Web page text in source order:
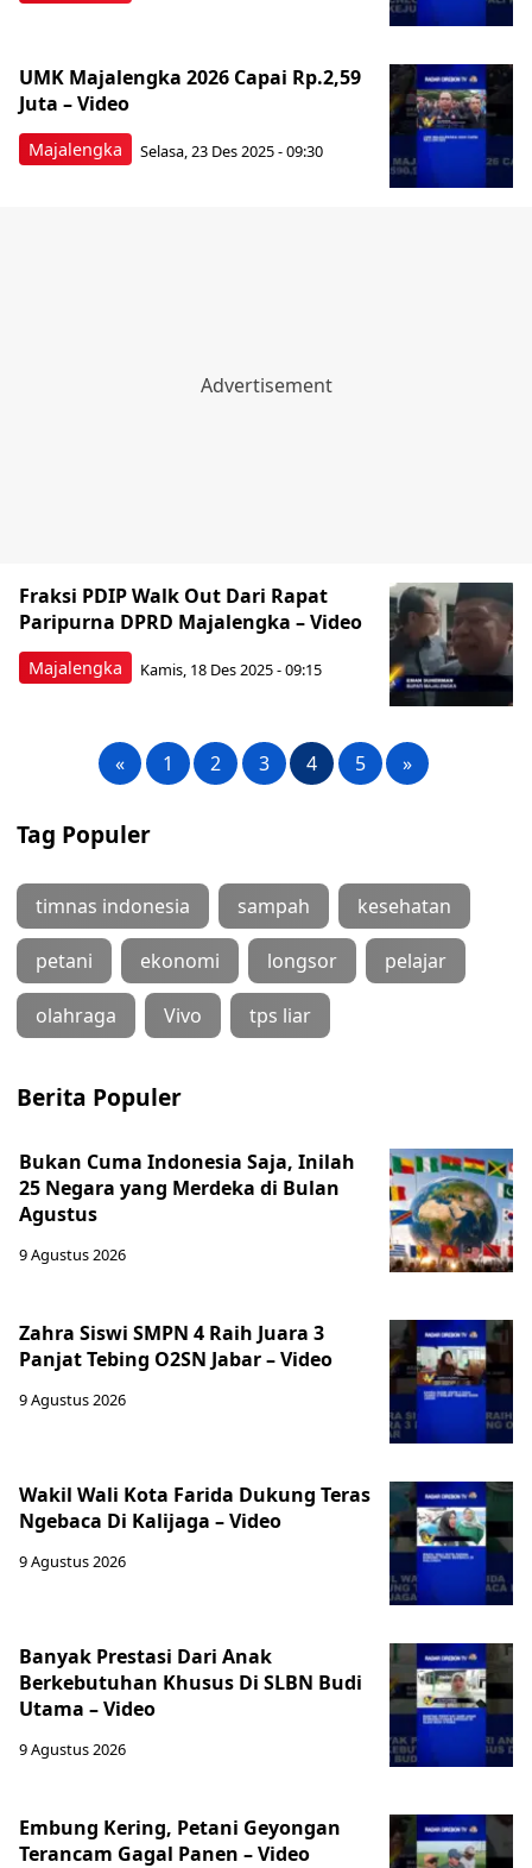
Majalengka
UMK Majalengka 2026 Capai Rp.2,59
Juta – Video
Selasa, 23 Des 2025 - 09:30
Majalengka
Fraksi PDIP Walk Out Dari Rapat
Paripurna DPRD Majalengka – Video
Kamis, 18 Des 2025 - 09:15
« 1 2 3 4 5 »
Tag Populer
timnas indonesia sampah kesehatan
petani ekonomi longsor pelajar
olahraga Vivo tps liar
Berita Populer
Bukan Cuma Indonesia Saja, Inilah
25 Negara yang Merdeka di Bulan
Agustus
9 Agustus 2026
Zahra Siswi SMPN 4 Raih Juara 3
Panjat Tebing O2SN Jabar – Video
9 Agustus 2026
Wakil Wali Kota Farida Dukung Teras
Ngebaca Di Kalijaga – Video
9 Agustus 2026
Banyak Prestasi Dari Anak
Berkebutuhan Khusus Di SLBN Budi
Utama – Video
9 Agustus 2026
Embung Kering, Petani Geyongan
Terancam Gagal Panen – Video